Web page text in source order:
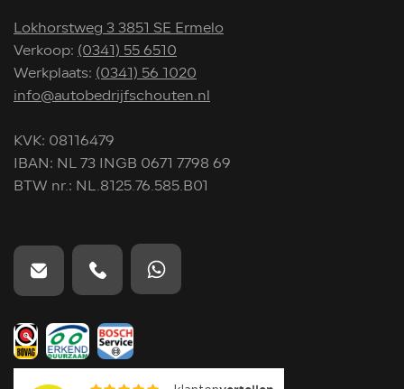
Lokhorstweg 3 3851 SE Ermelo
Verkoop: (0341) 55 6510
Werkplaats: (0341) 56 1020
info@autobedrijfschouten.nl
KVK: 08116479
IBAN: NL 73 INGB 0671 7798 69
BTW nr.: NL.8125.76.585.B01